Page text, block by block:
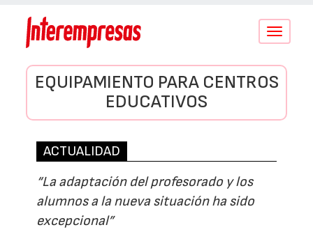
Conmutar
EQUIPAMIENTO PARA CENTROS
EDUCATIVOS
ACTUALIDAD
“La adaptación del profesorado y los
alumnos a la nueva situación ha sido
excepcional”